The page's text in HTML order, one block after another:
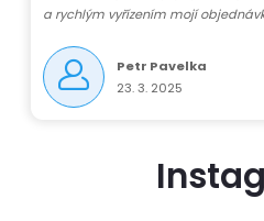
a rychlým vyřízením mojí
Petr Pavelka
23. 3. 2025